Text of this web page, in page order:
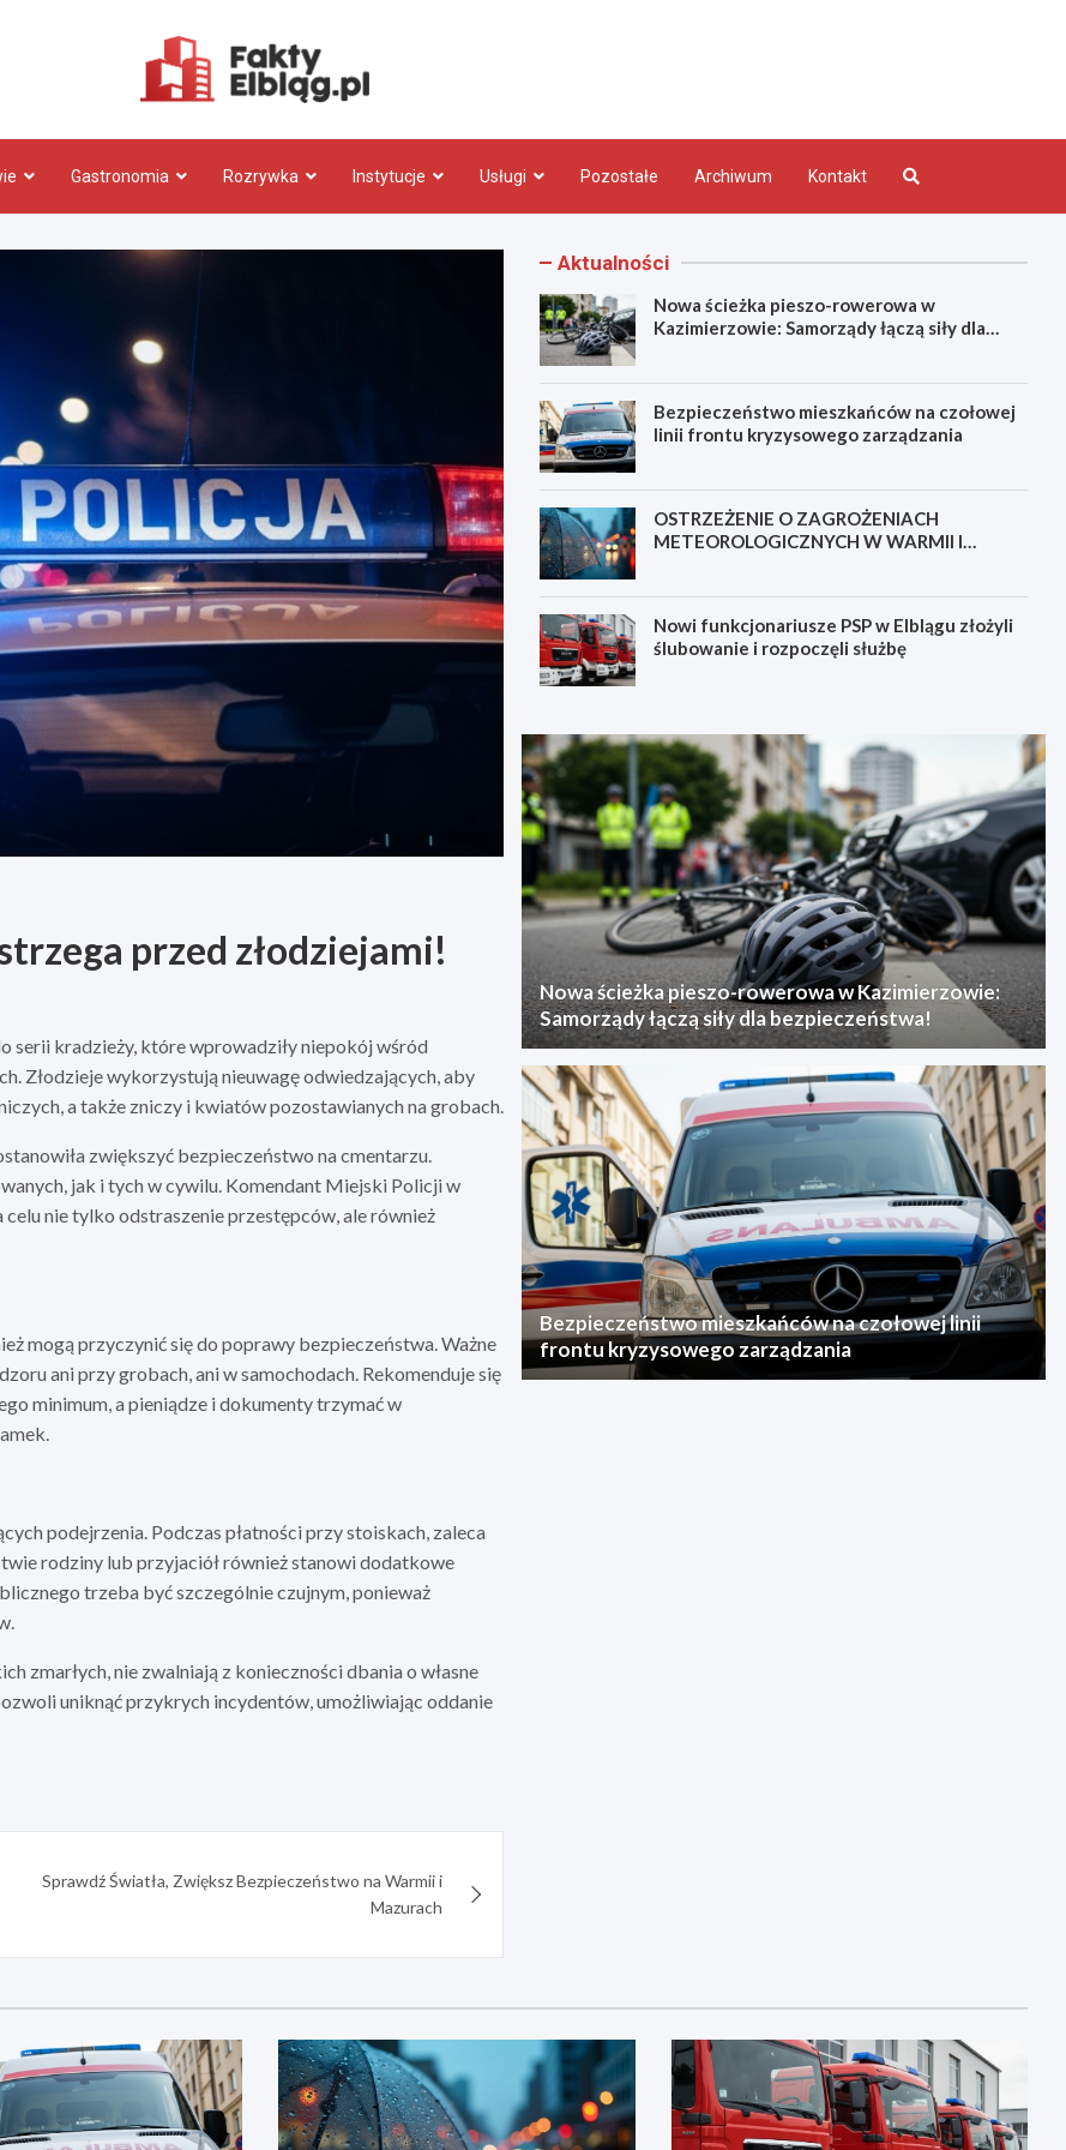
Gastronomia Rozrywka Instytucje Usługi Pozostałe Archiwum Kontakt
przed złodziejami!
serii kradzieży, które wprowadziły niepokój wśród
Złodzieje wykorzystują nieuwagę odwiedzających, aby
a także zniczy i kwiatów pozostawianych na grobach.
zwiększyć bezpieczeństwo na cmentarzu.
jak i tych w cywilu. Komendant Miejski Policji w
celu nie tylko odstraszenie przestępców, ale również
mogą przyczynić się do poprawy bezpieczeństwa. Ważne
ani przy grobach, ani w samochodach. Rekomenduje się
minimum, a pieniądze i dokumenty trzymać w
podejrzenia. Podczas płatności przy stoiskach, zaleca
rodziny lub przyjaciół również stanowi dodatkowe
trzeba być szczególnie czujnym, ponieważ
zmarłych, nie zwalniają z konieczności dbania o własne
uniknąć przykrych incydentów, umożliwiając oddanie
Sprawdź Światła, Zwiększ Bezpieczeństwo na Warmii i
Mazurach
Aktualności
Nowa ścieżka pieszo-rowerowa w
Kazimierzowie: Samorządy łączą siły dla
Bezpieczeństwo mieszkańców na czołowej
linii frontu kryzysowego zarządzania
OSTRZEŻENIE O ZAGROŻENIACH
METEOROLOGICZNYCH W WARMII I
Nowi funkcjonariusze PSP w Elblągu złożyli
ślubowanie i rozpoczęli służbę
Nowa ścieżka pieszo-rowerowa w Kazimierzowie:
Samorządy łączą siły dla bezpieczeństwa!
Bezpieczeństwo mieszkańców na czołowej linii
frontu kryzysowego zarządzania